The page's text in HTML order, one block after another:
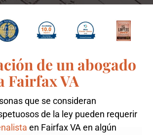
de un abogado
Fairfax VA
que se consideran
de la ley pueden requerir
en Fairfax VA en algún